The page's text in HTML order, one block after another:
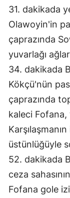
31. dakikada
Olawoyin'in
çaprazında
yuvarlağı
34. dakikada
Kökçü'nün
çaprazında
kaleci
üstünlüğüyle
52. dakikada
ceza
Fofana gole